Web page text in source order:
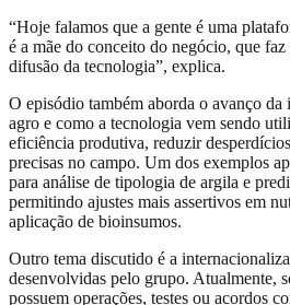
“Hoje falamos que a gente é uma
é a mãe do conceito do negócio, que faz
difusão da tecnologia”, explica.
O episódio também aborda o avanço
agro e como a tecnologia vem sendo
eficiência produtiva, reduzir
precisas no campo. Um dos exemplos
para análise de tipologia de argila e
permitindo ajustes mais assertivos em
aplicação de bioinsumos.
Outro tema discutido é a
desenvolvidas pelo grupo. Atualmente,
possuem operações, testes ou acordos